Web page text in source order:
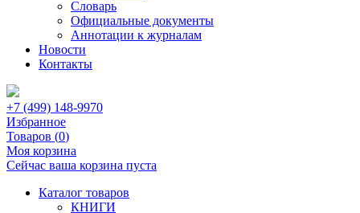
Словарь
Официальные документы
Аннотации к журналам
Новости
Контакты
+7 (499) 148-9970
Избранное
Товаров (0)
Моя корзина
Сейчас ваша корзина пуста
Каталог товаров
КНИГИ